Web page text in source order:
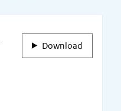
Download